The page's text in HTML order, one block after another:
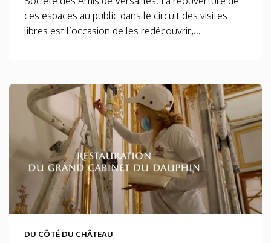
ces espaces au public dans le circuit des visites
libres est l’occasion de les redécouvrir,...
DU CÔTÉ DU CHÂTEAU